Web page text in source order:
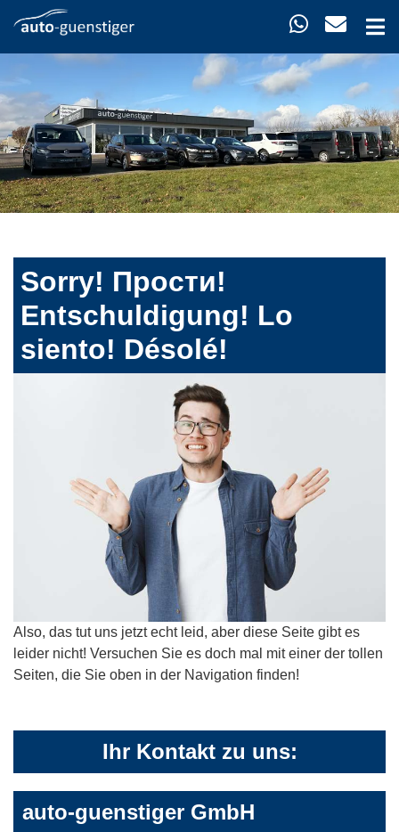
Sorry! Прости!
Entschuldigung! Lo
siento! Désolé!
Also, das tut uns jetzt echt leid, aber diese Seite gibt es
leider nicht! Versuchen Sie es doch mal mit einer der tollen
Seiten, die Sie oben in der Navigation finden!
Ihr Kontakt zu uns:
auto-guenstiger GmbH